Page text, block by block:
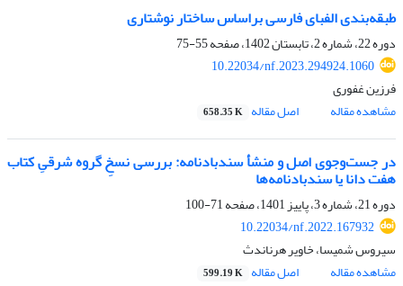
طبقه‌بندی الفبای فارسی براساس ساختار نوشتاری
دوره 22، شماره 2، تابستان 1402، صفحه
55-75
10.22034/nf.2023.294924.1060
فرزین غفوری
مشاهده مقاله
اصل مقاله 658.35 K
در جست‌وجوی اصل و منشأ سندبادنامه: بررسی نسخِ گروه شرقیِ کتاب
هفت دانا یا سندبادنامه‌ها
دوره 21، شماره 3، پاییز 1401، صفحه
71-100
10.22034/nf.2022.167932
سیروس شمیسا، خاویر هرناندث
مشاهده مقاله
اصل مقاله 599.19 K